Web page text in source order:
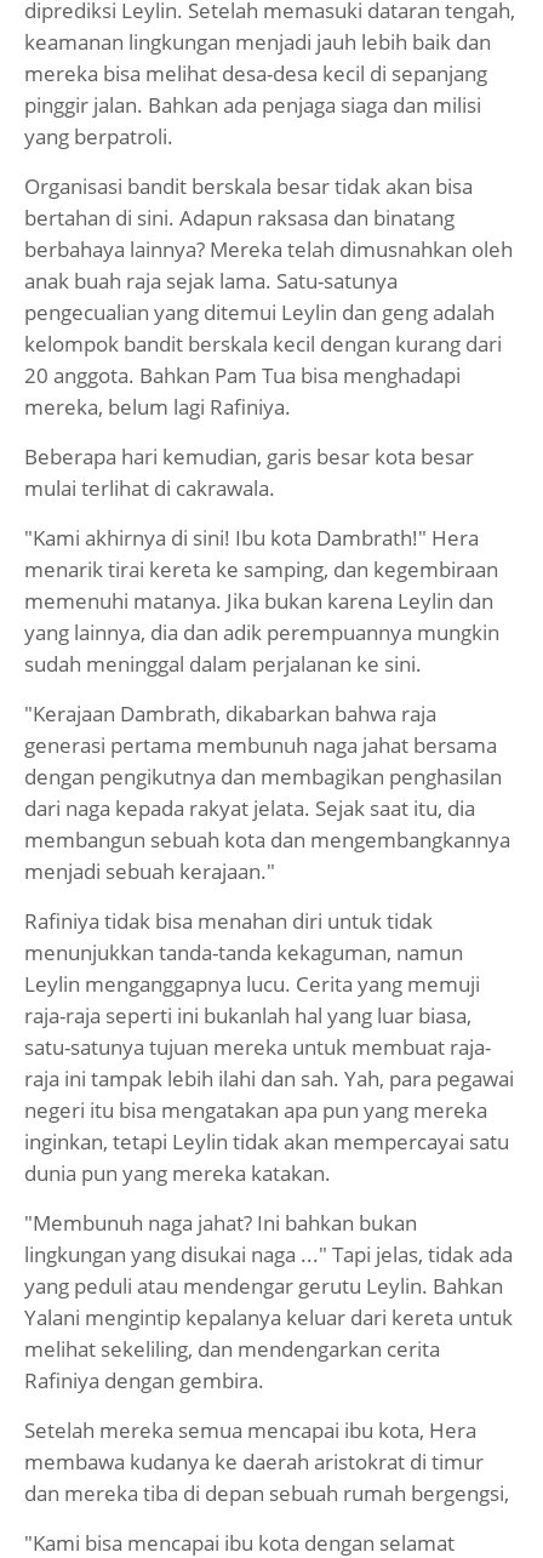
diprediksi Leylin. Setelah memasuki dataran tengah,
keamanan lingkungan menjadi jauh lebih baik dan
mereka bisa melihat desa-desa kecil di sepanjang
pinggir jalan. Bahkan ada penjaga siaga dan milisi
yang berpatroli.
Organisasi bandit berskala besar tidak akan bisa
bertahan di sini. Adapun raksasa dan binatang
berbahaya lainnya? Mereka telah dimusnahkan oleh
anak buah raja sejak lama. Satu-satunya
pengecualian yang ditemui Leylin dan geng adalah
kelompok bandit berskala kecil dengan kurang dari
20 anggota. Bahkan Pam Tua bisa menghadapi
mereka, belum lagi Rafiniya.
Beberapa hari kemudian, garis besar kota besar
mulai terlihat di cakrawala.
"Kami akhirnya di sini! Ibu kota Dambrath!" Hera
menarik tirai kereta ke samping, dan kegembiraan
memenuhi matanya. Jika bukan karena Leylin dan
yang lainnya, dia dan adik perempuannya mungkin
sudah meninggal dalam perjalanan ke sini.
"Kerajaan Dambrath, dikabarkan bahwa raja
generasi pertama membunuh naga jahat bersama
dengan pengikutnya dan membagikan penghasilan
dari naga kepada rakyat jelata. Sejak saat itu, dia
membangun sebuah kota dan mengembangkannya
menjadi sebuah kerajaan."
Rafiniya tidak bisa menahan diri untuk tidak
menunjukkan tanda-tanda kekaguman, namun
Leylin menganggapnya lucu. Cerita yang memuji
raja-raja seperti ini bukanlah hal yang luar biasa,
satu-satunya tujuan mereka untuk membuat raja-
raja ini tampak lebih ilahi dan sah. Yah, para pegawai
negeri itu bisa mengatakan apa pun yang mereka
inginkan, tetapi Leylin tidak akan mempercayai satu
dunia pun yang mereka katakan.
"Membunuh naga jahat? Ini bahkan bukan
lingkungan yang disukai naga ..." Tapi jelas, tidak ada
yang peduli atau mendengar gerutu Leylin. Bahkan
Yalani mengintip kepalanya keluar dari kereta untuk
melihat sekeliling, dan mendengarkan cerita
Rafiniya dengan gembira.
Setelah mereka semua mencapai ibu kota, Hera
membawa kudanya ke daerah aristokrat di timur
dan mereka tiba di depan sebuah rumah bergengsi,
"Kami bisa mencapai ibu kota dengan selamat